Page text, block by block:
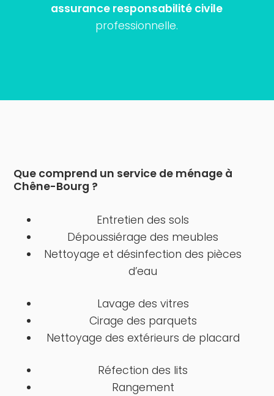
assurance responsabilité civile
professionnelle.
Que comprend un service de ménage à
Chêne-Bourg ?
Entretien des sols
Dépoussiérage des meubles
Nettoyage et désinfection des pièces
d’eau
Lavage des vitres
Cirage des parquets
Nettoyage des extérieurs de placard
Réfection des lits
Rangement